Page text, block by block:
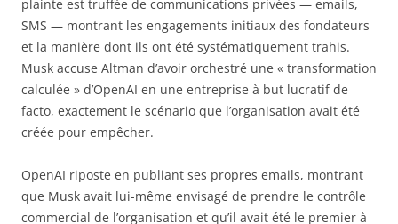
plainte est truffée de communications privées — emails,
SMS — montrant les engagements initiaux des fondateurs
et la manière dont ils ont été systématiquement trahis.
Musk accuse Altman d’avoir orchestré une « transformation
calculée » d’OpenAI en une entreprise à but lucratif de
facto, exactement le scénario que l’organisation avait été
créée pour empêcher.
OpenAI riposte en publiant ses propres emails, montrant
que Musk avait lui-même envisagé de prendre le contrôle
commercial de l’organisation et qu’il avait été le premier à